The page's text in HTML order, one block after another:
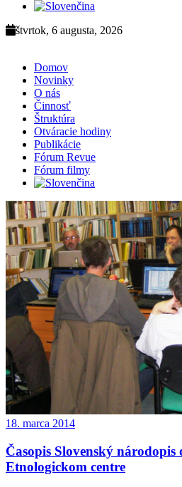
štvrtok, 6 augusta, 2026
Domov
Novinky
O nás
Činnosť
Štruktúra
Otváracie hodiny
Publikácie
Fórum Revue
Fórum filmy
18. marca 2014
Časopis Slovenský
Etnologickom centre